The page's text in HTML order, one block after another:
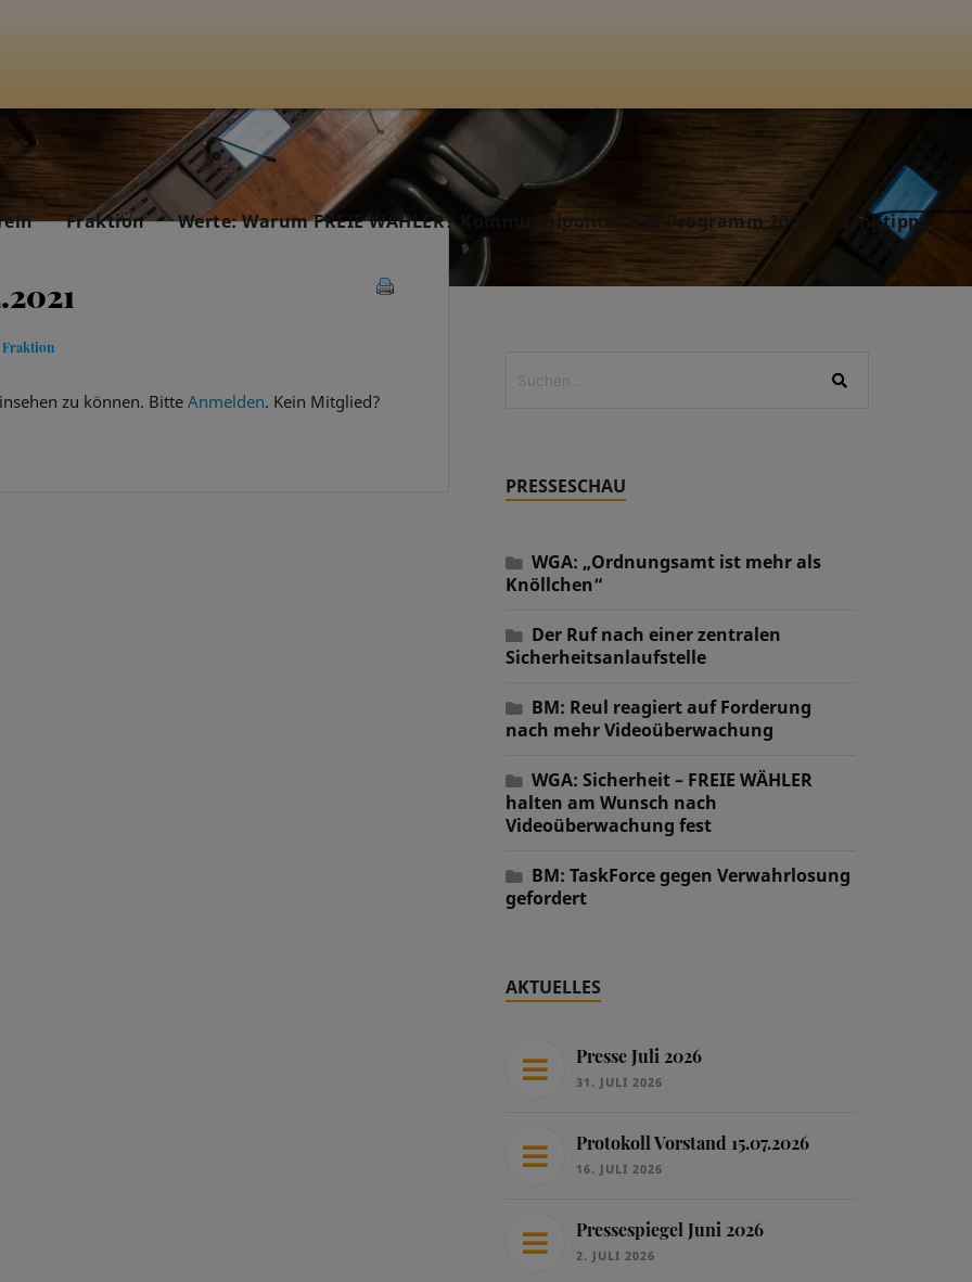
Fraktion Werte: Warum FREIE WÄHLER? Kommunalpolitisches Programm 2025 Linktipps
zu können. BitteAnmelden. Kein Mitglied?
PRESSESCHAU
WGA: „Ordnungsamt ist mehr als
Knöllchen“
Der Ruf nach einer zentralen
Sicherheitsanlaufstelle
BM: Reul reagiert auf Forderung
nach mehr Videoüberwachung
WGA: Sicherheit – FREIE WÄHLER
halten am Wunsch nach
Videoüberwachung fest
BM: TaskForce gegen Verwahrlosung
gefordert
AKTUELLES
Presse Juli 2026
31. JULI 2026
Protokoll Vorstand 15.07.2026
16. JULI 2026
Pressespiegel Juni 2026
2. JULI 2026